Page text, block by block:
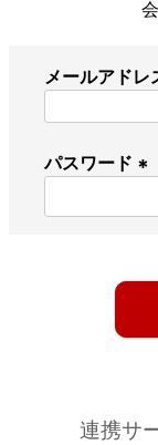
メールアドレ
パスワード
必
連携サ